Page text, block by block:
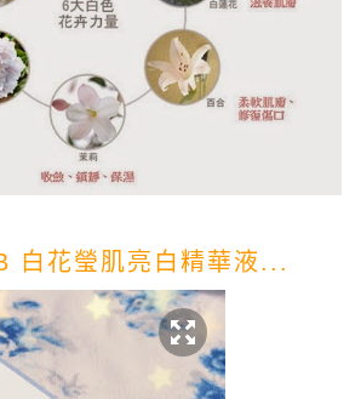
白花瑩肌亮白精華液...